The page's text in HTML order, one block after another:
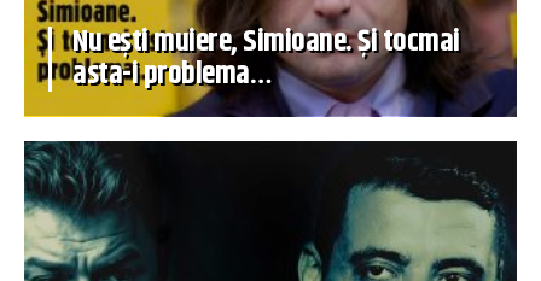
Nu ești muiere, Simioane. Și tocmai
asta-i problema…